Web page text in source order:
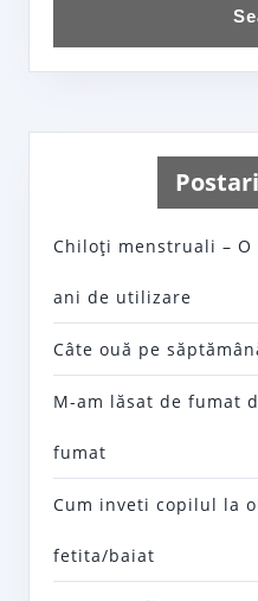
Chiloţi menstruali –
ani de utilizare
Câte ouă pe
M-am lăsat de fumat
fumat
Cum inveti copilul la
fetita/baiat